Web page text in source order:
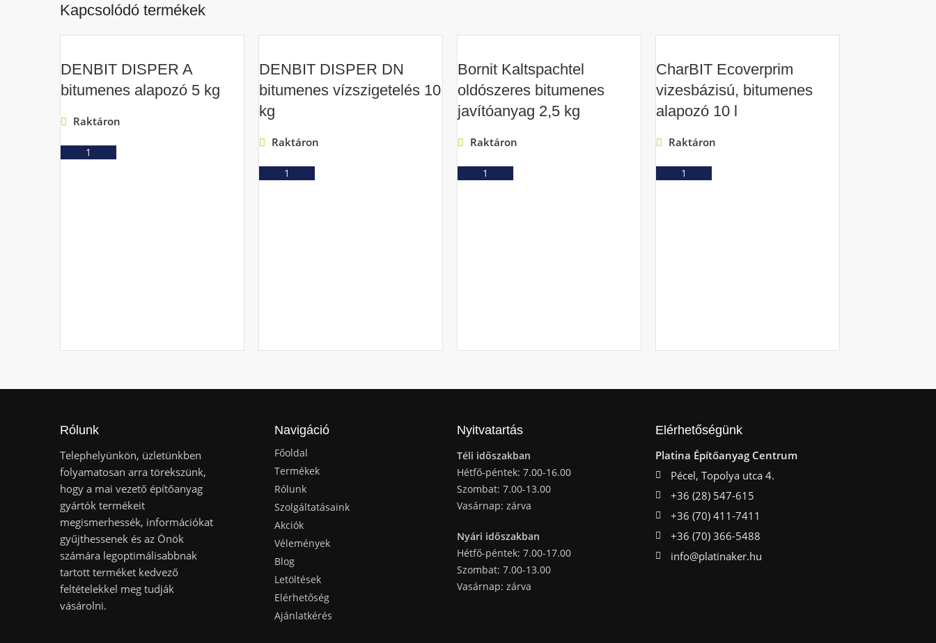
Kapcsolódó termékek
DENBIT DISPER A
bitumenes alapozó 5 kg
Raktáron
DENBIT DISPER DN
bitumenes vízszigetelés 10
kg
Raktáron
Bornit Kaltspachtel
oldószeres bitumenes
javítóanyag 2,5 kg
Raktáron
CharBIT Ecoverprim
vizesbázisú, bitumenes
alapozó 10 l
Raktáron
Rólunk
Telephelyünkön, üzletünkben
folyamatosan arra törekszünk,
hogy a mai vezető építőanyag
gyártók termékeit
megismerhessék, információkat
gyűjthessenek és az Önök
számára legoptimálisabbnak
tartott terméket kedvező
feltételekkel meg tudják
vásárolni.
Navigáció
Főoldal
Termékek
Rólunk
Szolgáltatásaink
Akciók
Vélemények
Blog
Letöltések
Elérhetőség
Ajánlatkérés
Nyitvatartás
Téli időszakban
Hétfő-péntek: 7.00-16.00
Szombat: 7.00-13.00
Vasárnap: zárva
Nyári időszakban
Hétfő-péntek: 7.00-17.00
Szombat: 7.00-13.00
Vasárnap: zárva
Elérhetőségünk
Platina Építőanyag Centrum
Pécel, Topolya utca 4.
+36 (28) 547-615
+36 (70) 411-7411
+36 (70) 366-5488
info@platinaker.hu